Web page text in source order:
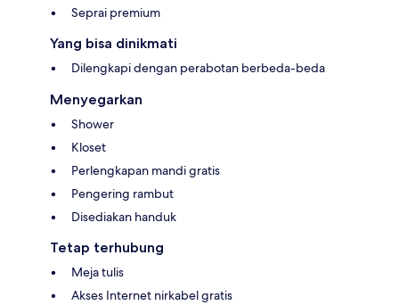
Seprai premium
Yang bisa dinikmati
Dilengkapi dengan perabotan berbeda-beda
Menyegarkan
Shower
Kloset
Perlengkapan mandi gratis
Pengering rambut
Disediakan handuk
Tetap terhubung
Meja tulis
Akses Internet nirkabel gratis